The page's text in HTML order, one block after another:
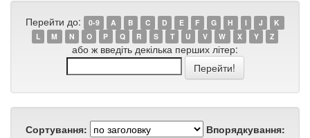
Перейти до: 0-9 A B C D E F G H I J
K
L
M N O P Q R S T U V W X Y Z
або ж введіть декілька перших літер:
Сортування:
Впорядкування: